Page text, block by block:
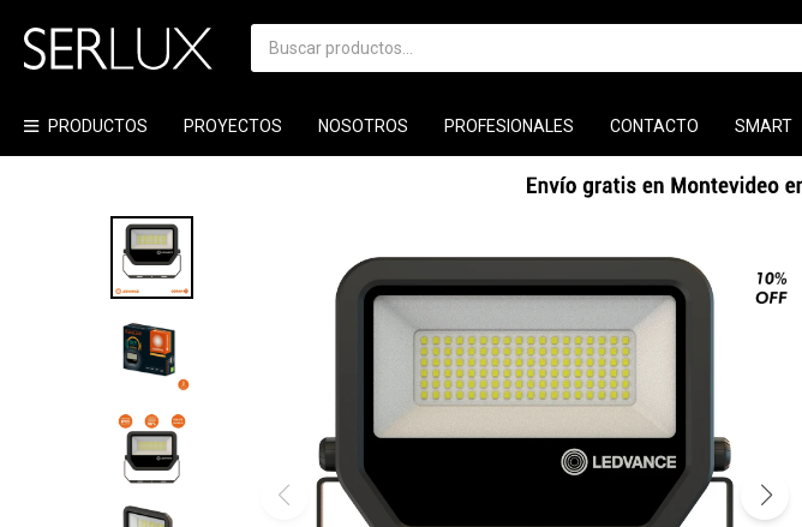
PRODUCTOS PROYECTOS NOSOTROS PROFESIONALES CONTACTO SMART